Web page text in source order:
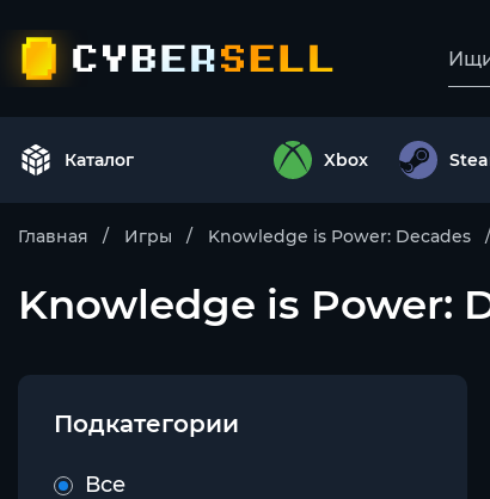
Каталог Xbox
Главная Игры Knowledge is Power: Decades
Knowledge is Power:
Подкатегории
Все